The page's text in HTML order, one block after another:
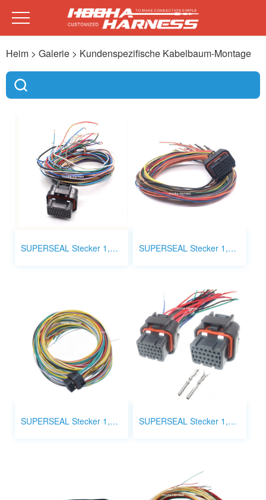
Heim > Galerie > Kundenspezifische Kabelbaum-Montage
SUPERSEAL Stecker 1,0 mm 34p 4-1437290-1 SUPERSEAL Stecker 1,0 mm 34p 4-1437290-0
SUPERSEAL Stecker 1,0 mm 28p 1473416-2 SUPERSEAL Stecker 1,0 mm 26p 1473416-1